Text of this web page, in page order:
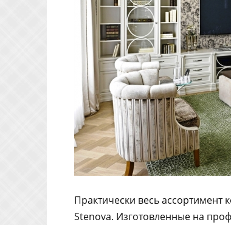
Практически весь
Stenova. Изготовленные на